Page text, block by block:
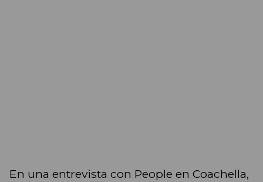
En una entrevista con People en Coachella,